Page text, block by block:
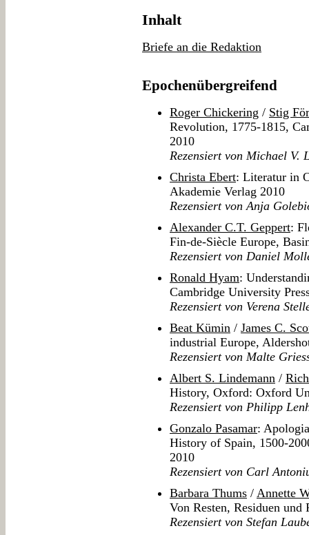
Inhalt
Briefe an die Redaktion
Epochenübergreifend
Roger Chickering / Stig
Revolution, 1775-1815,
2010
Rezensiert von Michael V.
Christa Ebert: Literatur in
Akademie Verlag 2010
Rezensiert von Anja
Alexander C.T. Geppert:
Fin-de-Siècle Europe,
Rezensiert von Daniel
Ronald Hyam:
Cambridge University
Rezensiert von Verena
Beat Kümin / James C.
industrial Europe,
Rezensiert von Malte
Albert S. Lindemann /
History, Oxford: Oxford
Rezensiert von Philipp
Gonzalo Pasamar:
History of Spain, 1500-
2010
Rezensiert von Carl
Barbara Thums / Annette
Von Resten, Residuen
Rezensiert von Stefan